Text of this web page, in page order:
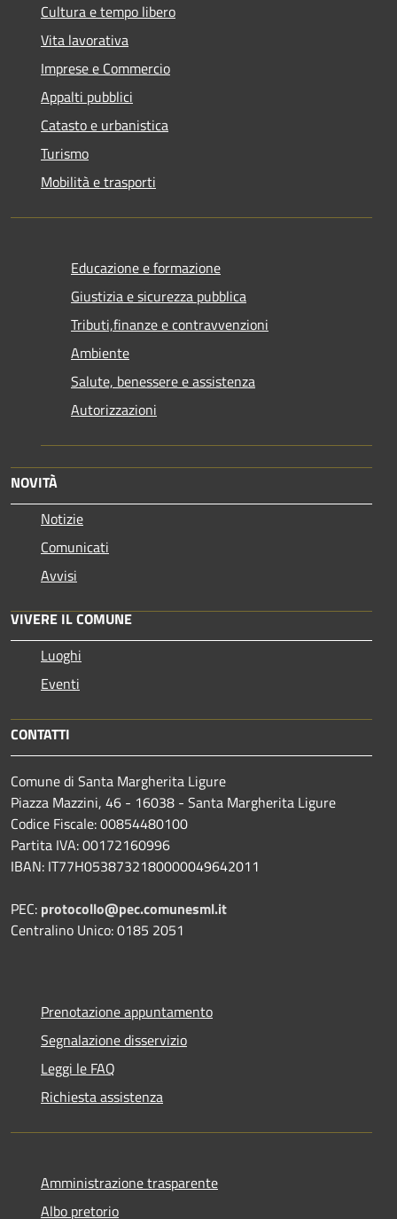
Cultura e tempo libero
Vita lavorativa
Imprese e Commercio
Appalti pubblici
Catasto e urbanistica
Turismo
Mobilità e trasporti
Educazione e formazione
Giustizia e sicurezza pubblica
Tributi,finanze e contravvenzioni
Ambiente
Salute, benessere e assistenza
Autorizzazioni
NOVITÀ
Notizie
Comunicati
Avvisi
VIVERE IL COMUNE
Luoghi
Eventi
CONTATTI
Comune di Santa Margherita Ligure
Piazza Mazzini, 46 - 16038 - Santa Margherita Ligure
Codice Fiscale: 00854480100
Partita IVA: 00172160996
IBAN: IT77H0538732180000049642011
PEC: protocollo@pec.comunesml.it
Centralino Unico: 0185 2051
Prenotazione appuntamento
Segnalazione disservizio
Leggi le FAQ
Richiesta assistenza
Amministrazione trasparente
Albo pretorio